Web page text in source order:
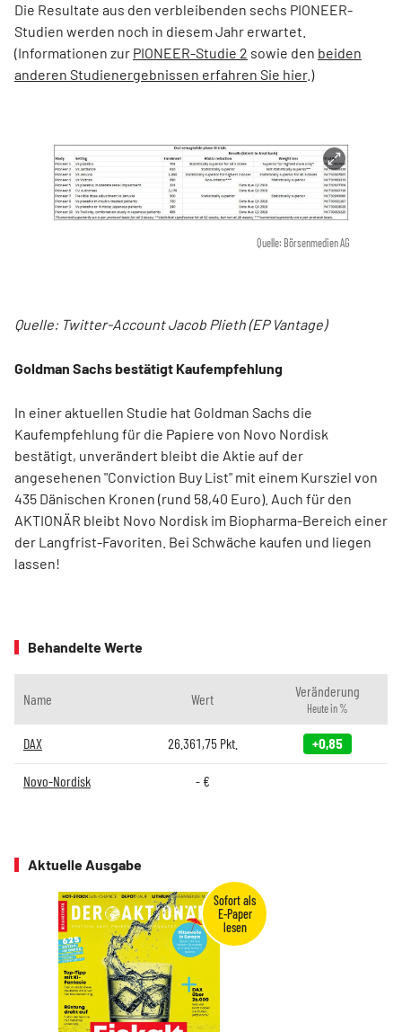
Die Resultate aus den verbleibenden sechs PIONEER-
Studien werden noch in diesem Jahr erwartet.
(Informationen zur PIONEER-Studie 2 sowie den beiden
anderen Studienergebnissen erfahren Sie hier.)
Quelle: Börsenmedien AG
Quelle: Twitter-Account Jacob Plieth (EP Vantage)
Goldman Sachs bestätigt Kaufempfehlung
In einer aktuellen Studie hat Goldman Sachs die
Kaufempfehlung für die Papiere von Novo Nordisk
bestätigt, unverändert bleibt die Aktie auf der
angesehenen "Conviction Buy List" mit einem Kursziel von
435 Dänischen Kronen (rund 58,40 Euro). Auch für den
AKTIONÄR bleibt Novo Nordisk im Biopharma-Bereich einer
der Langfrist-Favoriten. Bei Schwäche kaufen und liegen
lassen!
Behandelte Werte
Name Wert Veränderung
Heute in %
DAX 26.361,75Pkt. +0,85
Novo-Nordisk -€
Aktuelle Ausgabe